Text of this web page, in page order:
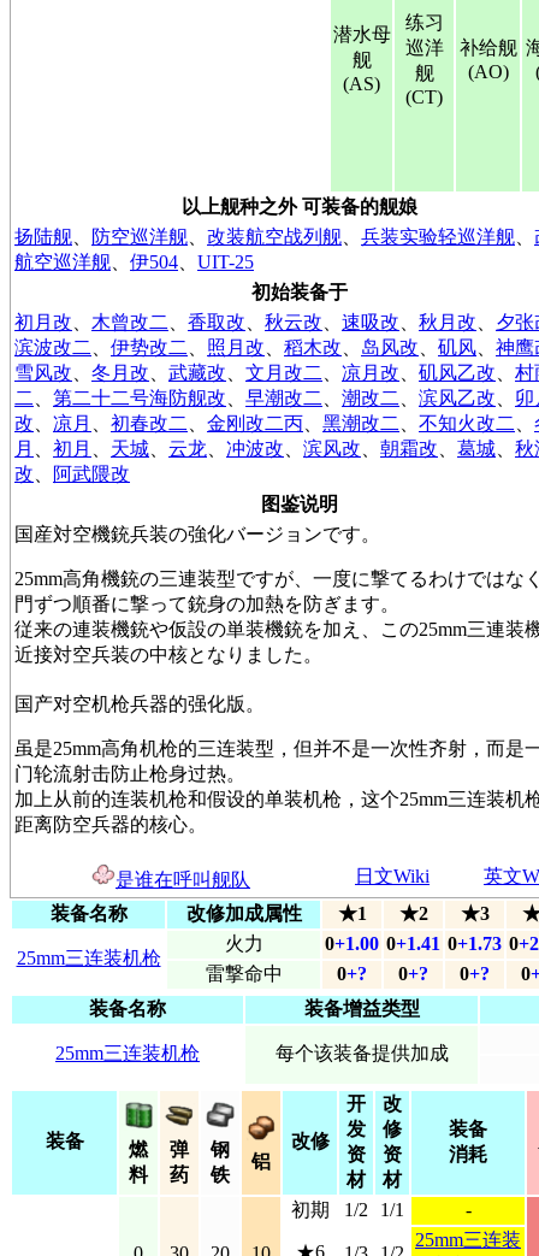
潜水母
舰
(AS)
练习
巡洋
舰
(CT)
补给舰
(AO)
以上舰种之外 可装备的舰娘
扬陆舰
防空巡洋舰 改装航空战列舰 兵装实验轻巡洋舰
航空巡洋舰
伊504
UIT-25
初始装备于
初月改
木曾改二 香取改 秋云改 速吸改 秋月改
夕张
滨波改二
伊势改二 照月改 稻木改 岛风改 矶风
神鹰
雪风改
冬月改 武藏改 文月改二 凉月改 矶风乙改
村
二
第二十二号海防舰改 早潮改二 潮改二 滨风乙改
卯
改
凉月 初春改二 金刚改二丙 黑潮改二 不知火改二
月
初月 天城 云龙 冲波改 滨风改 朝霜改 葛城
秋
改
阿武隈改
图鉴说明
国産対空機銃兵装の強化バージョンです。
25mm高角機銃の三連装型ですが、一度に撃てるわけではな
門ずつ順番に撃って銃身の加熱を防ぎます。
従来の連装機銃や仮設の単装機銃を加え、この25mm三連装
近接対空兵装の中核となりました。
国产对空机枪兵器的强化版。
虽是25mm高角机枪的三连装型，但并不是一次性齐射，而是
门轮流射击防止枪身过热。
加上从前的连装机枪和假设的单装机枪，这个25mm三连装机
距离防空兵器的核心。
是谁在呼叫舰队 日文Wiki
英文
装备名称
改修加成属性 ★1 ★2 ★3
25mm三连装机枪
火力 0+1.00 0+1.41 0+1.73 0
雷撃命中
0+? 0+? 0+? 0
装备名称
装备增益类型
25mm三连装机枪 每个该装备提供加成
装备
燃
料
弹
药
钢
铁
铝
改修
开
发
资
材
改
修
资
材
装备
消耗
初期 1/2 1/1 -
★6
25mm三连装